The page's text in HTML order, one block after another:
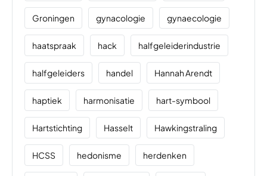
Groningen gynacologie gynaecologie
haatspraak hack halfgeleiderindustrie
halfgeleiders handel Hannah Arendt
haptiek harmonisatie hart-symbool
Hartstichting Hasselt Hawkingstraling
HCSS hedonisme herdenken